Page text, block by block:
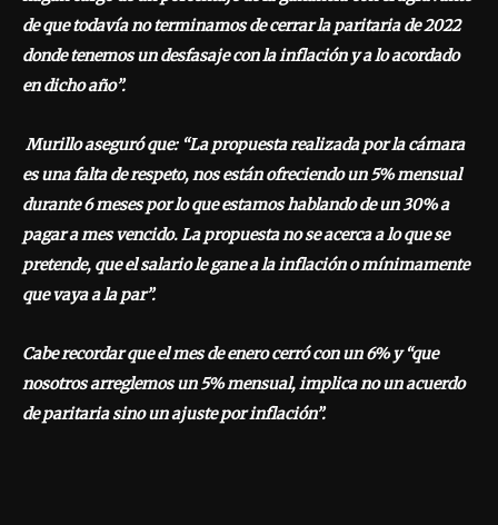
de que todavía no terminamos de cerrar la paritaria de 2022
donde tenemos un desfasaje con la inflación y a lo acordado
en dicho año”.
Murillo aseguró que: “La propuesta realizada por la cámara
es una falta de respeto, nos están ofreciendo un 5% mensual
durante 6 meses por lo que estamos hablando de un 30% a
pagar a mes vencido. La propuesta no se acerca a lo que se
pretende, que el salario le gane a la inflación o mínimamente
que vaya a la par”.
Cabe recordar que el mes de enero cerró con un 6% y “que
nosotros arreglemos un 5% mensual, implica no un acuerdo
de paritaria sino un ajuste por inflación”.